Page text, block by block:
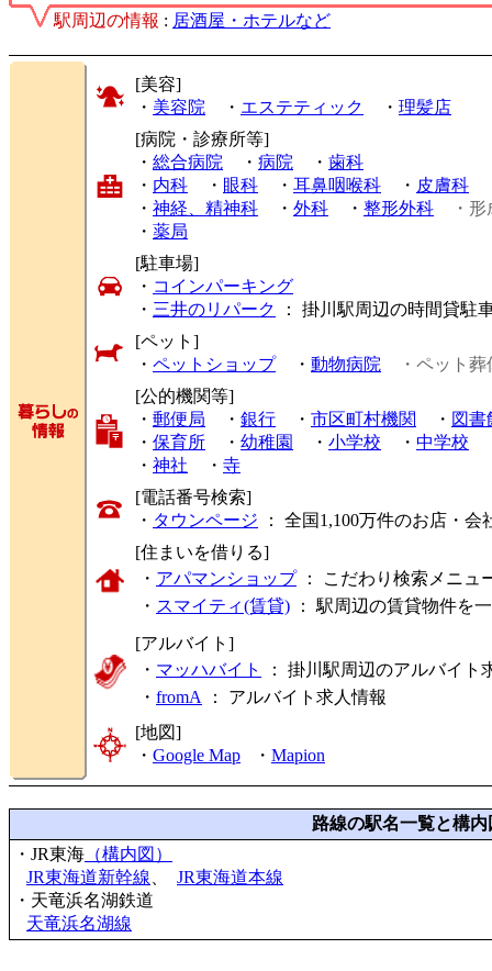
駅周辺の情報 : 居酒屋・ホテルなど
[美容]
・ 美容院 ・ エステティック ・ 理髪店
[病院・診療所等]
・ 総合病院 ・ 病院 ・ 歯科
・ 内科 ・ 眼科 ・ 耳鼻咽喉科 ・ 皮膚科
・ 神経、精神科 ・ 外科 ・ 整形外科
・
・ 薬局
[駐車場]
・ コインパーキング
・ 三井のリパーク
： 掛川駅周辺の時間貸駐
[ペット]
・ ペットショップ・ 動物病院
・ペット葬
[公的機関等]
・ 郵便局 ・ 銀行 ・ 市区町村機関 ・ 図書
・ 保育所 ・ 幼稚園 ・ 小学校 ・ 中学校
・ 神社 ・ 寺
[電話番号検索]
・ タウンページ ： 全国1,100万件のお店・
[住まいを借りる]
・ アパマンショップ： こだわり検索メニュ
・ スマイティ(賃貸) ： 駅周辺の賃貸物件を
[アルバイト]
・ マッハバイト
： 掛川駅周辺のアルバイト
・ fromA ： アルバイト求人情報
[地図]
・ Google Map ・ Mapion
路線の駅名一覧と構内
・JR東海 （構内図）
JR東海道新幹線
JR東海道本線
・天竜浜名湖鉄道
天竜浜名湖線